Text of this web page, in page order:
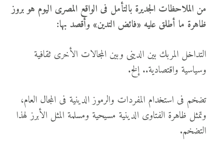
من الملاحظات الجديرة بالتأمل فى الواقع المصرى اليوم هو بروز
ظاهرة ما أطلق عليه «فائض التدين» وأقصد بها:
التداخل المربك بين الدينى وبين المجالات الأخرى ثقافية
وسياسية واقتصادية.. إلخ.
تضخم فى استخدام المفردات والرموز الدينية فى المجال العام،
وتمثل ظاهرة الفتاوى الدينية مسيحية ومسلمة المثل الأبرز لهذا
التضخم.